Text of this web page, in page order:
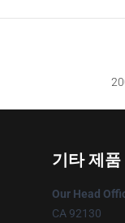
기타 제품
Our Head
CA 92130